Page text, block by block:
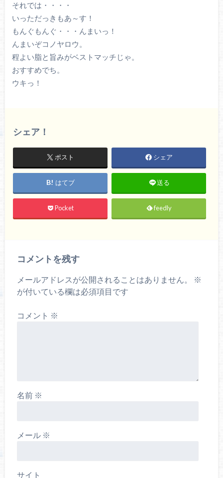
それでは・・・・
いっただっきもあ～す！
もんぐもんぐ・・・んまいっ！
んまいぞコノヤロウ。
程よい脂と旨みがベストマッチじゃ。
おすすめでち。
ウキっ！
シェア！
ポスト シェア
はてブ 送る
Pocket feedly
コメントを残す
メールアドレスが公開されることはありません。
※
が付いている欄は必須項目です
コメント ※
名前 ※
メール ※
サイト